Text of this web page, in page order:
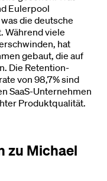
Eulerpool
die deutsche
Während viele
hat
gebaut, die auf
Die Retention-
von 98,7% sind
SaaS-Unternehmen
Produktqualität.
zu Michael